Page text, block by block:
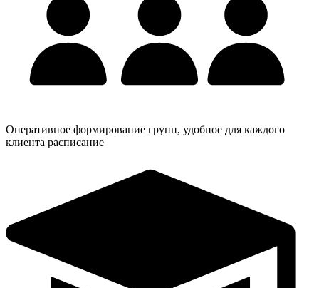
Оперативное формирование групп, удобное для каждого
клиента расписание